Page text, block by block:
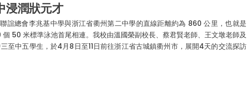
浸潤狀元才
誼總會李兆基中學與浙江省衢州第二中學的直線距離約為 860 公里，也就是
50 米標準泳池首尾相連。我校由溫國榮副校長、蔡君賢老師、王文墩老師及
至中五學生，於4月8日至11日前往浙江省古城鎮衢州市，展開4天的交流探訪